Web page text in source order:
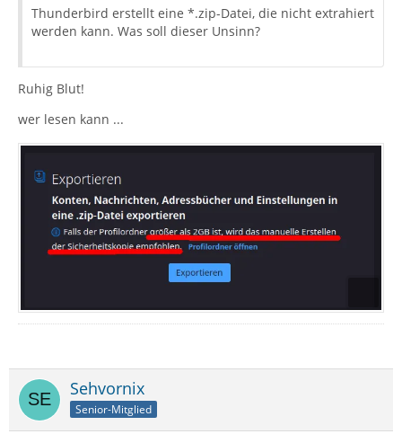
Thunderbird erstellt eine *.zip-Datei, die nicht extrahiert
werden kann. Was soll dieser Unsinn?
Ruhig Blut!
wer lesen kann ...
Sehvornix
Senior-Mitglied